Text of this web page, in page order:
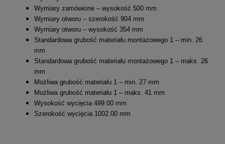
Wymiary zamówione – wysokość 500 mm
Wymiary otworu – szerokość 904 mm
Wymiary otworu – wysokość 354 mm
Standardowa grubość materiału montażowego 1 – min. 26
mm
Standardowa grubość materiału montażowego 1 – maks. 26
mm
Możliwa grubość materiału 1 – min. 27 mm
Możliwa grubość materiału 1 – maks. 41 mm
Wysokość wycięcia 499.00 mm
Szerokość wycięcia 1002.00 mm